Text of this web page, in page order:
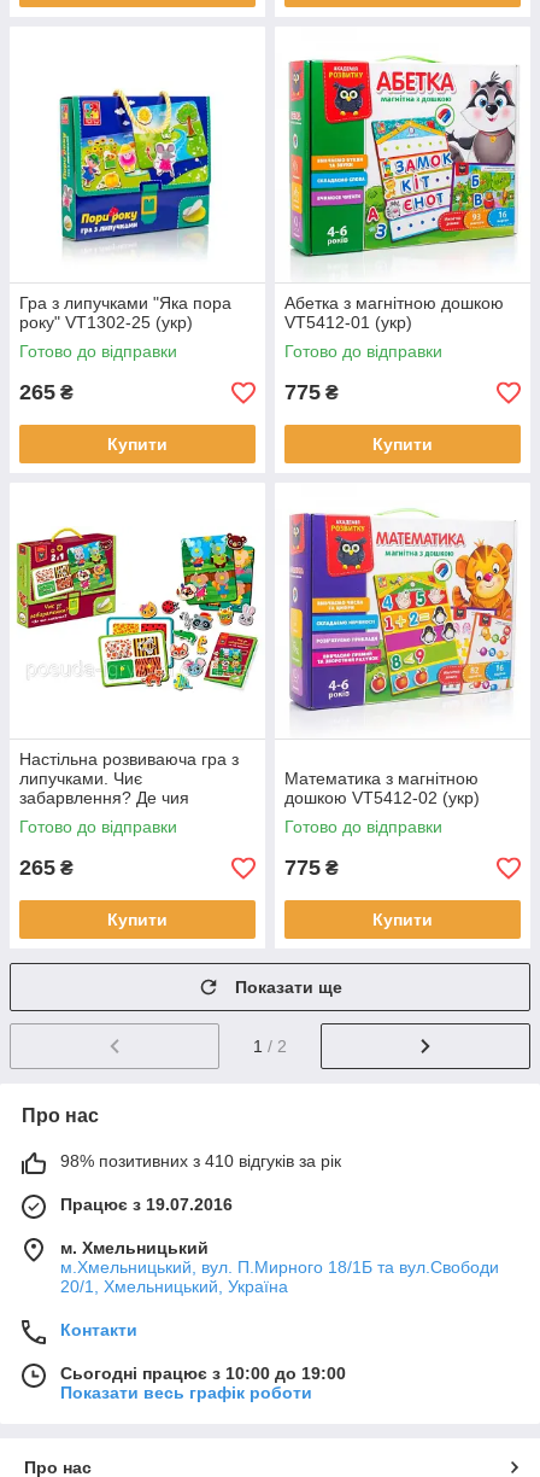
Гра з липучками "Яка пора
року" VT1302-25 (укр)
Готово до відправки
265 ₴
Купити
Абетка з магнітною дошкою
VT5412-01 (укр)
Готово до відправки
775 ₴
Купити
Настільна розвиваюча гра з
липучками. Чиє
забарвлення? Де чия
мордочка? VT1310-06 Vladi
Toys
Готово до відправки
265 ₴
Купити
Математика з магнітною
дошкою VT5412-02 (укр)
Готово до відправки
775 ₴
Купити
Показати ще
1 / 2
Про нас
98% позитивних з 410 відгуків за рік
Працює з 19.07.2016
м. Хмельницький
м.Хмельницький, вул. П.Мирного 18/1Б та вул.Свободи
20/1, Хмельницький, Україна
Контакти
Сьогодні працює з 10:00 до 19:00
Показати весь графік роботи
Про нас